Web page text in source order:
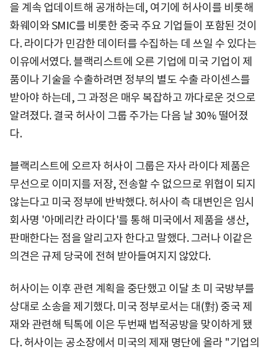
을 계속 업데이트해 공개하는데, 여기에 허사이를 비롯해
화웨이와 SMIC를 비롯한 중국 주요 기업들이 포함된 것이
다. 라이다가 민감한 데이터를 수집하는 데 쓰일 수 있다는
이유에서였다. 블랙리스트에 오른 기업에 미국 기업이 제
품이나 기술을 수출하려면 정부의 별도 수출 라이센스를
받아야 하는데, 그 과정은 매우 복잡하고 까다로운 것으로
알려졌다. 결국 허사이 그룹 주가는 다음 날 30% 떨어졌
다.
블랙리스트에 오르자 허사이 그룹은 자사 라이다 제품은
무선으로 이미지를 저장, 전송할 수 없으므로 위협이 되지
않는다고 미국 정부에 반박했다. 허사이 측 대변인은 임시
회사명 '아메리칸 라이다'를 통해 미국에서 제품을 생산,
판매한다는 점을 알리고자 한다고 말했다. 그러나 이같은
의견은 규제 당국에 전혀 받아들여지지 않았다.
허사이는 이후 관련 계획을 중단했고 이달 초 미 국방부를
상대로 소송을 제기했다. 미국 정부로서는 대(對) 중국 제
재와 관련해 틱톡에 이은 두번째 법적공방을 맞이하게 됐
다. 허사이는 공소장에서 미국의 제재 명단에 올라 "기업의